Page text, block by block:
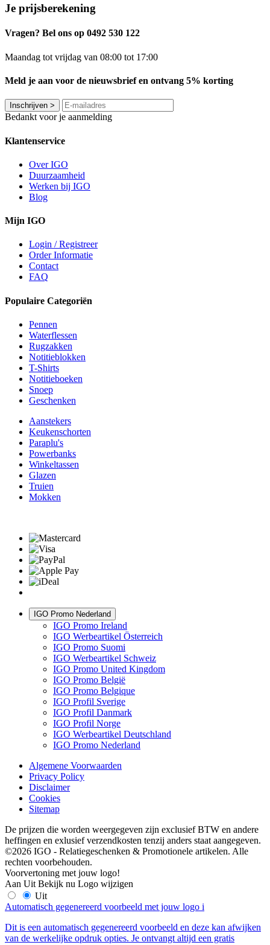
Je prijsberekening
Vragen? Bel ons op 0492 530 122
Maandag tot vrijdag van 08:00 tot 17:00
Meld je aan voor de nieuwsbrief en ontvang 5% korting
Inschrijven >
Bedankt voor je aanmelding
Klantenservice
Over IGO
Duurzaamheid
Werken bij IGO
Blog
Mijn IGO
Login / Registreer
Order Informatie
Contact
FAQ
Populaire Categoriën
Pennen
Waterflessen
Rugzakken
Notitieblokken
T-Shirts
Notitieboeken
Snoep
Geschenken
Aanstekers
Keukenschorten
Paraplu's
Powerbanks
Winkeltassen
Glazen
Truien
Mokken
IGO Promo Nederland
IGO Promo Ireland
IGO Werbeartikel Österreich
IGO Promo Suomi
IGO Werbeartikel Schweiz
IGO Promo United Kingdom
IGO Promo België
IGO Promo Belgique
IGO Profil Sverige
IGO Profil Danmark
IGO Profil Norge
IGO Werbeartikel Deutschland
IGO Promo Nederland
Algemene Voorwaarden
Privacy Policy
Disclaimer
Cookies
Sitemap
De prijzen die worden weergegeven zijn exclusief BTW en andere
heffingen en exlusief verzendkosten tenzij anders staat aangegeven.
©2026 IGO - Relatiegeschenken & Promotionele artikelen. Alle
rechten voorbehouden.
Voorvertoning met jouw logo!
Aan Uit Bekijk nu Logo wijzigen
Uit
Automatisch gegenereerd voorbeeld met jouw logo i
Dit is een automatisch gegenereerd voorbeeld en deze kan afwijken
van de werkelijke opdruk opties. Je ontvangt altijd een gratis